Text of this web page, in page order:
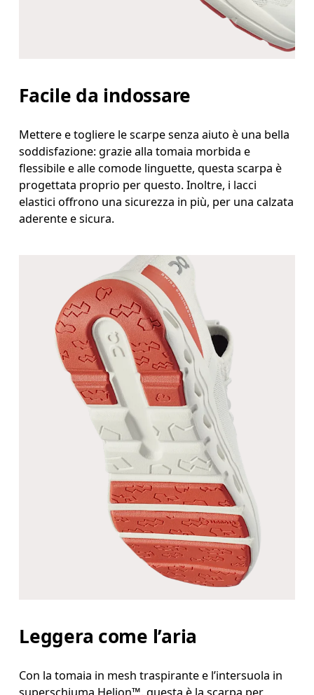
Facile da indossare
Mettere e togliere le scarpe senza aiuto è una bella
soddisfazione: grazie alla tomaia morbida e
flessibile e alle comode linguette, questa scarpa è
progettata proprio per questo. Inoltre, i lacci
elastici offrono una sicurezza in più, per una calzata
aderente e sicura.
Leggera come l’aria
Con la tomaia in mesh traspirante e l’intersuola in